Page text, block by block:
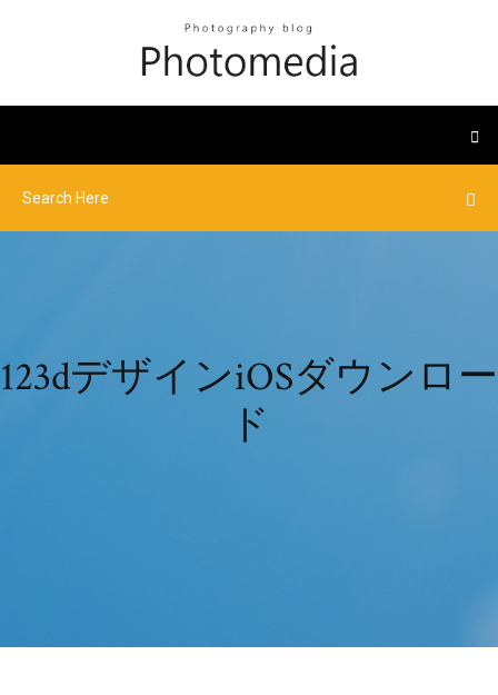
123dデザインiOSダウンロー
ド